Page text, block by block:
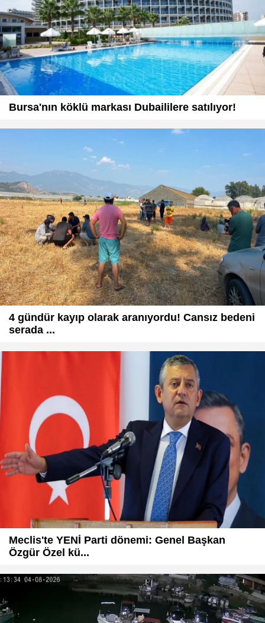
Bursa'nın köklü markası Dubaililere satılıyor!
4 gündür kayıp olarak aranıyordu! Cansız bedeni
serada ...
Meclis'te YENİ Parti dönemi: Genel Başkan
Özgür Özel kü...